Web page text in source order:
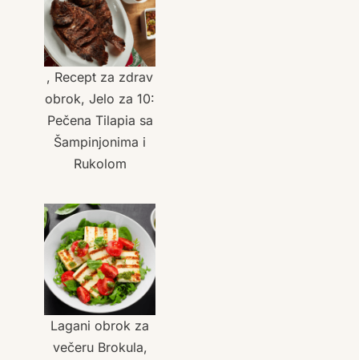
, Recept za zdrav
obrok, Jelo za 10:
Pečena Tilapia sa
Šampinjonima i
Rukolom
Lagani obrok za
večeru Brokula,